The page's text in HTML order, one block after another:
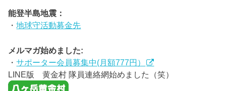
能登半島地震：
・地球守活動募金先
メルマガ始めました:
・サポーター会員募集中(月額777円）
LINE版 黄金村 隊員連絡網始めました（笑）